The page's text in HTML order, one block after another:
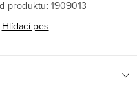
produktu: 1909013
Hlídací pes